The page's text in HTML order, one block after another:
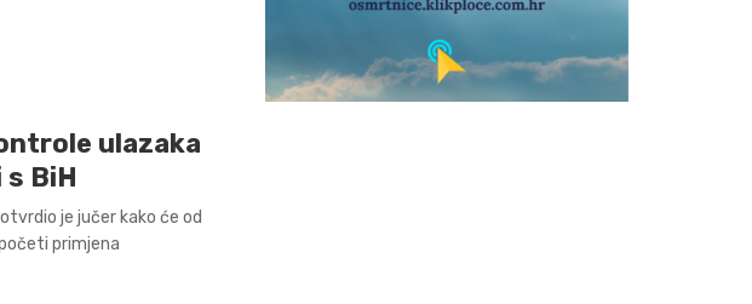
ulazaka
s BiH
je jučer kako će od
primjena